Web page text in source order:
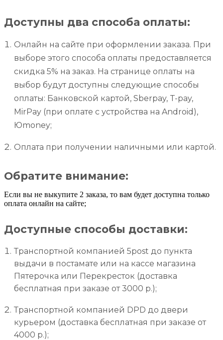
Доступны два способа оплаты:
Онлайн на сайте при оформлении заказа. При
выборе этого способа оплаты предоставляется
скидка 5% на заказ. На странице оплаты на
выбор будут доступны следующие способы
оплаты: Банковской картой, Sberpay, T-pay,
MirPay (при оплате с устройства на Android),
Юmoney;
Оплата при получении наличными или картой.
Обратите внимание:
Если вы не выкупите 2 заказа, то вам будет доступна только
оплата онлайн на сайте;
Доступные способы доставки:
Транспортной компанией 5post до пункта
выдачи в постамате или на кассе магазина
Пятерочка или Перекресток (доставка
бесплатная при заказе от 3000 р.);
Транспортной компанией DPD до двери
курьером (доставка бесплатная при заказе от
4000 р.);